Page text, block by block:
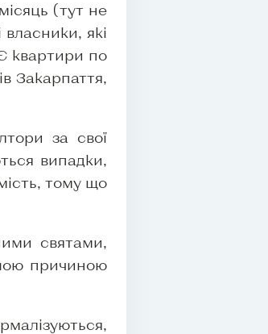
(тут не
які
квартири по
Закарпаття,
за свої
випадки,
тому що
святами,
причиною